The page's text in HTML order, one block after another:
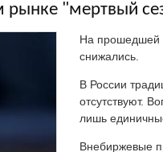
рынке "мертвый
На прошедшей
снижались.
В России
отсутствуют.
лишь
Внебиржевые